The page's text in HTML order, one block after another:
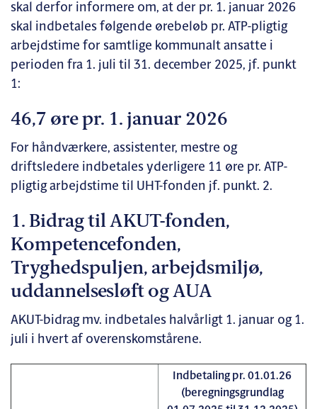
skal derfor informere om, at der pr. 1. januar 2026
skal indbetales følgende ørebeløb pr. ATP-pligtig
arbejdstime for samtlige kommunalt ansatte i
perioden fra 1. juli til 31. december 2025, jf. punkt
1:
46,7 øre pr. 1. januar 2026
For håndværkere, assistenter, mestre og
driftsledere indbetales yderligere 11 øre pr. ATP-
pligtig arbejdstime til UHT-fonden jf. punkt. 2.
1. Bidrag til AKUT-fonden,
Kompetencefonden,
Tryghedspuljen, arbejdsmiljø,
uddannelsesløft og AUA
AKUT-bidrag mv. indbetales halvårligt 1. januar og 1.
juli i hvert af overenskomstårene.
Indbetaling pr. 01.01.26
(beregningsgrundlag